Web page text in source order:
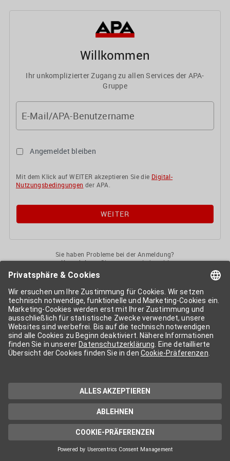
Willkommen
Ihr unkomplizierter Zugang zu allen Services der APA-
Gruppe
E-Mail/APA-Benutzername
Angemeldet bleiben
Mit dem Klick auf WEITER akzeptieren Sie die Digital-
Nutzungsbedingungen der APA.
Sie haben Probleme bei der Anmeldung?
KontaktierenSie uns gerne jederzeit!
APA-User
Services der APA-Gruppe. Für die Nutzung der einzelnen Anwendungen
kann eine weitere Freischaltung nötig sein. Kosten fallen nur nach einer
Bestellung und genauer Kosteninformation an.
Wenn nicht anders erwähnt, gelten dieAllgemeinen
Geschäftsbedingungender APA - Austria Presse Agentur.
Die von Ihnen angegebenen Daten werden ausschließlich für die
Zwecke der Demo-Nutzung bzw. des Vertragsverhältnisses genutzt.
Eine darüber hinaus gehende oder andersartige Verwendung ist nur mit
technischen Support stehen wir Ihnen jederzeit gerne zur Verfügung.
Datenschutzerklärung
Cookie-Präferenzen